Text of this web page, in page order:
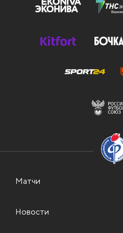
Матчи
Новости